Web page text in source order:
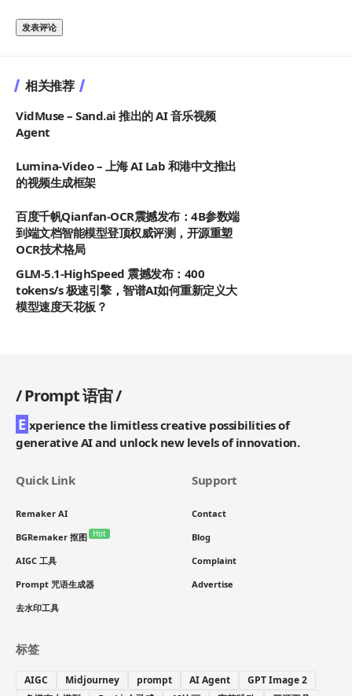
相关推荐
VidMuse – Sand.ai 推出的 AI 音乐视频
Agent
Lumina-Video – 上海 AI Lab 和港中文推出
的视频生成框架
百度千帆Qianfan-OCR震撼发布：4B参数端
到端文档智能模型登顶权威评测，开源重塑
OCR技术格局
GLM-5.1-HighSpeed 震撼发布：400
tokens/s 极速引擎，智谱AI如何重新定义大
模型速度天花板？
/Prompt 语宙/
E xperience the limitless creative possibilities of
generative AI and unlock new levels of innovation.
Quick Link
Remaker AI
BGRemaker 抠图 Hot
AIGC 工具
Prompt 咒语生成器
去水印工具
Support
Contact
Blog
Complaint
Advertise
标签
AIGC Midjourney prompt AI Agent
GPT Image 2